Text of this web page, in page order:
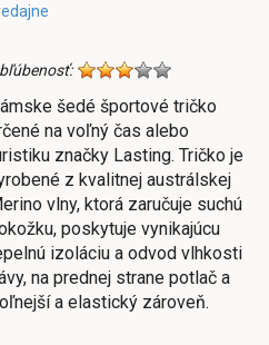
šedé športové tričko
na voľný čas alebo
značky Lasting. Tričko je
z kvalitnej austrálskej
vlny, ktorá zaručuje suchú
poskytuje vynikajúcu
izoláciu a odvod vlhkosti
na prednej strane potlač a
a elastický zároveň.